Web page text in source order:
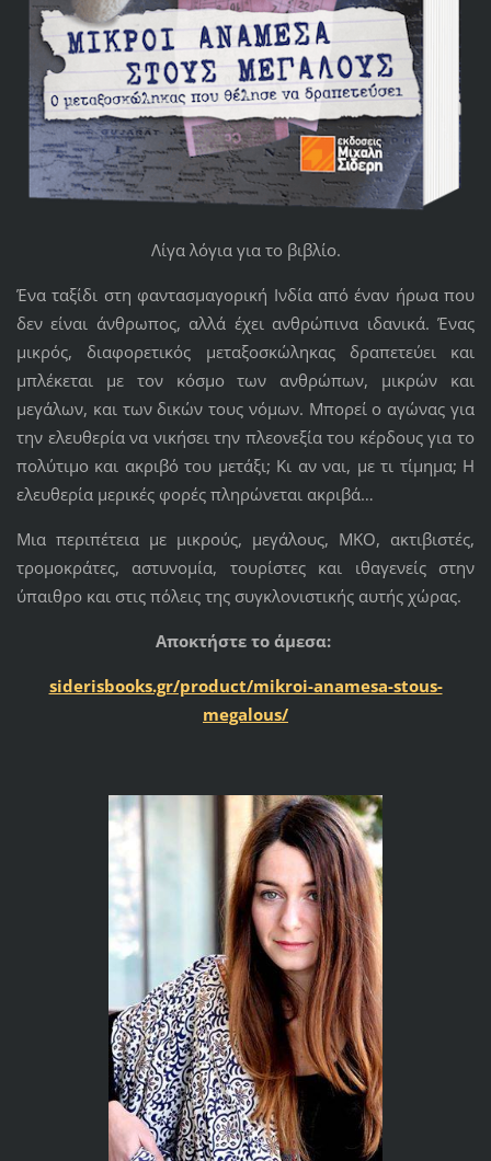
Λίγα λόγια για το βιβλίο.
Ένα ταξίδι στη φαντασμαγορική Ινδία από έναν ήρωα που
δεν είναι άνθρωπος, αλλά έχει ανθρώπινα ιδανικά. Ένας
μικρός, διαφορετικός μεταξοσκώληκας δραπετεύει και
μπλέκεται με τον κόσμο των ανθρώπων, μικρών και
μεγάλων, και των δικών τους νόμων. Μπορεί ο αγώνας για
την ελευθερία να νικήσει την πλεονεξία του κέρδους για το
πολύτιμο και ακριβό του μετάξι; Κι αν ναι, με τι τίμημα; Η
ελευθερία μερικές φορές πληρώνεται ακριβά…
Μια περιπέτεια με μικρούς, μεγάλους, ΜΚΟ, ακτιβιστές,
τρομοκράτες, αστυνομία, τουρίστες και ιθαγενείς στην
ύπαιθρο και στις πόλεις της συγκλονιστικής αυτής χώρας.
Αποκτήστε το άμεσα:
siderisbooks.gr/product/mikroi-anamesa-stous-
megalous/